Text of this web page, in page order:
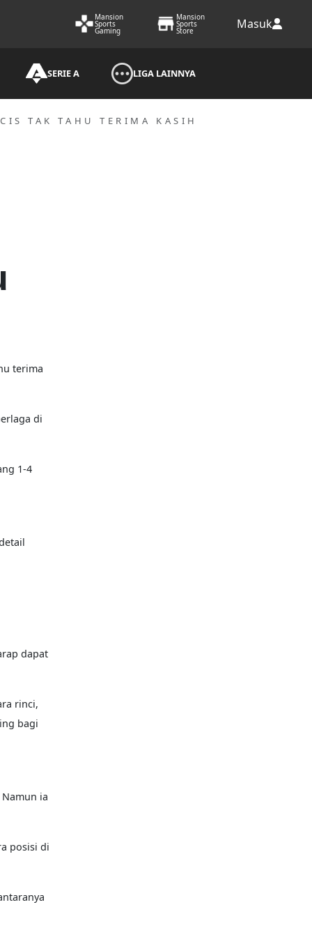
Mansion
Sports
Gaming
Mansion
Sports
Store Masuk
SERIE A LIGA LAINNYA
TAK TAHU TERIMA KASIH
terima
di
1-4
dapat
rinci,
bagi
ia
posisi di